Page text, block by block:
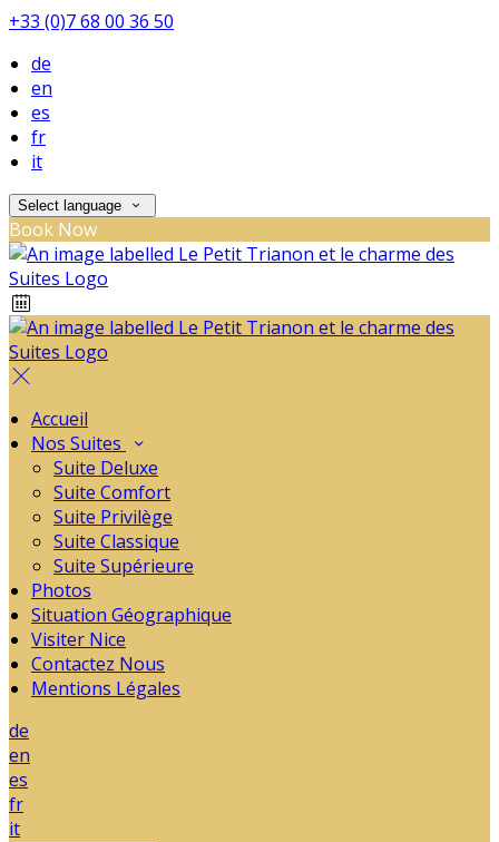
+33 (0)7 68 00 36 50
de
en
es
fr
it
Select language
Book Now
Accueil
Nos Suites
Suite Deluxe
Suite Comfort
Suite Privilège
Suite Classique
Suite Supérieure
Photos
Situation Géographique
Visiter Nice
Contactez Nous
Mentions Légales
de
en
es
fr
it